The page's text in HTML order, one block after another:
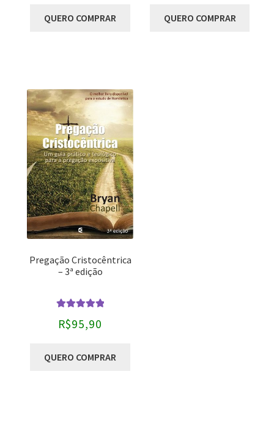
QUERO COMPRAR QUERO COMPRAR
Pregação Cristocêntrica
– 3ª edição
5.00de 5
R$95,90
QUERO COMPRAR